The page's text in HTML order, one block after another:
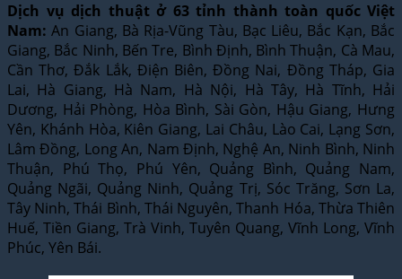
Dịch vụ dịch thuật ở 63 tỉnh thành toàn quốc Việt
Nam: An Giang, Bà Rịa-Vũng Tàu, Bạc Liêu, Bắc Kạn, Bắc
Giang, Bắc Ninh, Bến Tre, Bình Định, Bình Thuận, Cà Mau,
Cần Thơ, Đắk Lắk, Điện Biên, Đồng Nai, Đồng Tháp, Gia
Lai, Hà Giang, Hà Nam, Hà Nội, Hà Tây, Hà Tĩnh, Hải
Dương, Hải Phòng, Hòa Bình, Sài Gòn, Hậu Giang, Hưng
Yên, Khánh Hòa, Kiên Giang, Lai Châu, Lào Cai, Lạng Sơn,
Lâm Đồng, Long An, Nam Định, Nghệ An, Ninh Bình, Ninh
Thuận, Phú Thọ, Phú Yên, Quảng Bình, Quảng Nam,
Quảng Ngãi, Quảng Ninh, Quảng Trị, Sóc Trăng, Sơn La,
Tây Ninh, Thái Bình, Thái Nguyên, Thanh Hóa, Thừa Thiên
Huế, Tiền Giang, Trà Vinh, Tuyên Quang, Vĩnh Long, Vĩnh
Phúc, Yên Bái.